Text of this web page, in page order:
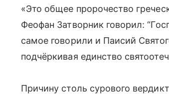
«Это общее пророчество
Феофан Затворник говорил:
самое говорили и Паисий
подчёркивая единство
Причину столь сурового